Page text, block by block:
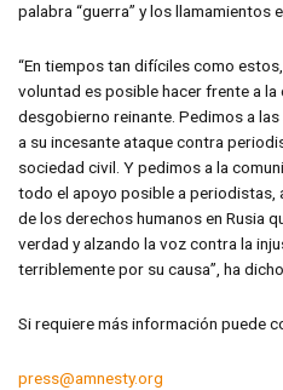
palabra “guerra” y los llamamientos
“En tiempos tan difíciles como
voluntad es posible hacer frente a la
desgobierno reinante. Pedimos a
a su incesante ataque contra
sociedad civil. Y pedimos a la
todo el apoyo posible a
de los derechos humanos en Rusia
verdad y alzando la voz contra la
terriblemente por su causa”, ha
Si requiere más información puede
press@amnesty.org